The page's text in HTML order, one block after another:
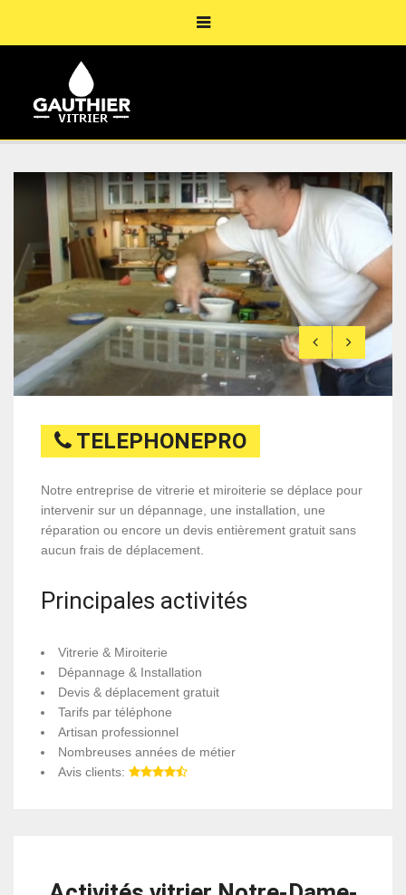
TELEPHONEPRO
Notre entreprise de vitrerie et miroiterie se déplace pour
intervenir sur un dépannage, une installation, une
réparation ou encore un devis entièrement gratuit sans
aucun frais de déplacement.
Principales activités
Vitrerie & Miroiterie
Dépannage & Installation
Devis & déplacement gratuit
Tarifs par téléphone
Artisan professionnel
Nombreuses années de métier
Avis clients: